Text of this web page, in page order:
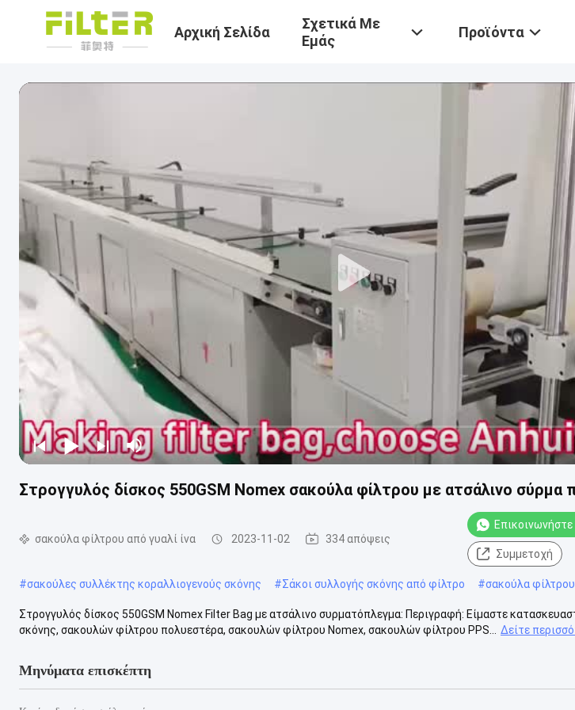
Αρχική Σελίδα
Σχετικά Με
Εμάς
Προϊόντα
Στρογγυλός δίσκος 550GSM Nomex σακούλα φίλτρου με ατσάλινο σύρμα
σακούλα φίλτρου από γυαλί ίνα 2023-11-02 334 απόψεις
Συμμετοχή
#σακούλες συλλέκτης κοραλλιογενούς σκόνης #Σάκοι συλλογής σκόνης από φίλτρο #σακούλα
Στρογγυλός δίσκος 550GSM Nomex Filter Bag με ατσάλινο συρματόπλεγμα: Περιγραφή: Είμαστε
σκόνης, σακουλών φίλτρου πολυεστέρα, σακουλών φίλτρου Nomex, σακουλών φίλτρου PPS...
Δείτε
Μηνύματα επισκέπτη